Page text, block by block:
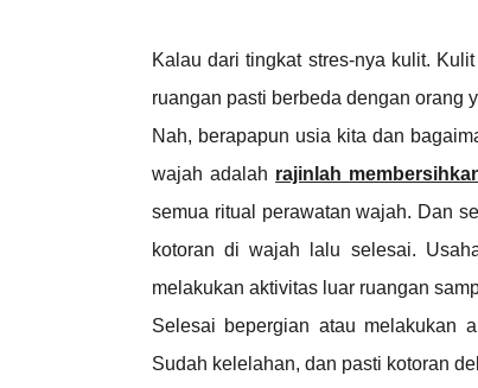
Kalau dari tingkat stres-nya kulit.
ruangan pasti berbeda dengan orang
Nah, berapapun usia kita dan
wajah adalah rajinlah
semua ritual perawatan wajah. Dan
kotoran di wajah lalu selesai.
melakukan aktivitas luar ruangan
Selesai bepergian atau melakukan
Sudah kelelahan, dan pasti kotoran